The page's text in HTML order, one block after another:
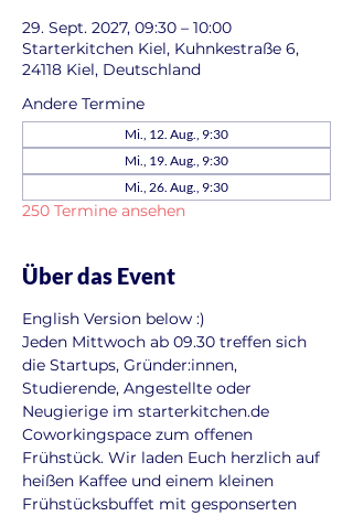
29. Sept. 2027, 09:30 – 10:00
Starterkitchen Kiel, Kuhnkestraße 6,
24118 Kiel, Deutschland
Andere Termine
Mi., 12. Aug., 9:30
Mi., 19. Aug., 9:30
Mi., 26. Aug., 9:30
250 Termine ansehen
Über das Event
English Version below :)
Jeden Mittwoch ab 09.30 treffen sich
die Startups, Gründer:innen,
Studierende, Angestellte oder
Neugierige im starterkitchen.de
Coworkingspace zum offenen
Frühstück. Wir laden Euch herzlich auf
heißen Kaffee und einem kleinen
Frühstücksbuffet mit gesponserten